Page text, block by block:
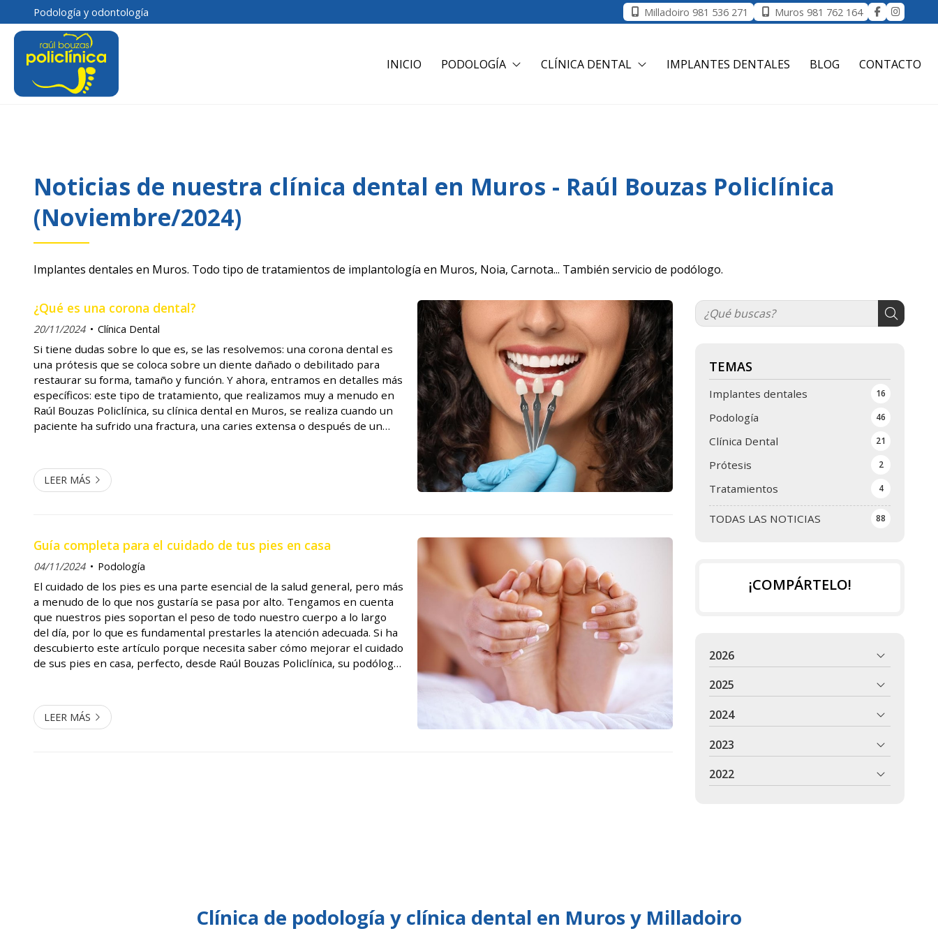
Podología y odontología Milladoiro 981 536 271 Muros 981 762 164
INICIO PODOLOGÍA CLÍNICA DENTAL IMPLANTES DENTALES BLOG CONTACTO
Noticias de nuestra clínica dental en Muros - Raúl Bouzas Policlínica
(Noviembre/2024)
Implantes dentales en Muros. Todo tipo de tratamientos de implantología en Muros, Noia, Carnota... También servicio de podólogo.
TEMAS
TODAS LAS NOTICIAS 88
Implantes dentales 16
Podología 46
Clínica Dental 21
Prótesis 2
Tratamientos 4
¿Qué es una corona dental?
20/11/2024 Clínica Dental
Si tiene dudas sobre lo que es, se las resolvemos: una corona dental es
una prótesis que se coloca sobre un diente dañado o debilitado para
restaurar su forma, tamaño y función. Y ahora, entramos en detalles más
específicos: este tipo de tratamiento, que realizamos muy a menudo en
Raúl Bouzas Policlínica, su clínica dental en Muros, se realiza cuando un
paciente ha sufrido una fractura, una caries extensa o después de un
LEER MÁS
Guía completa para el cuidado de tus pies en casa
04/11/2024 Podología
El cuidado de los pies es una parte esencial de la salud general, pero más
a menudo de lo que nos gustaría se pasa por alto. Tengamos en cuenta
que nuestros pies soportan el peso de todo nuestro cuerpo a lo largo
del día, por lo que es fundamental prestarles la atención adecuada. Si ha
descubierto este artículo porque necesita saber cómo mejorar el cuidado
de sus pies en casa, perfecto, desde Raúl Bouzas Policlínica, su podólogo
LEER MÁS
¡COMPÁRTELO!
2026
2025
2024
2023
2022
Clínica de podología y clínica dental en Muros y Milladoiro